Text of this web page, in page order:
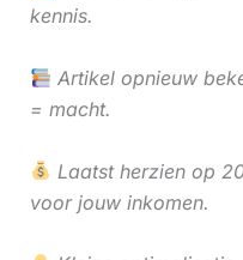
kennis.
Artikel opnieuw
= macht.
Laatst herzien op
voor jouw inkomen.